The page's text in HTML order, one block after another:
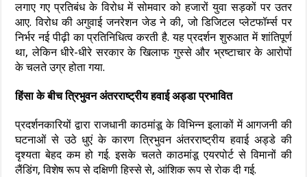
लगाए गए प्रतिबंध के विरोध में सोमवार को हजारों युवा सड़कों पर उतर
आए. विरोध की अगुवाई जनरेशन जेड ने की, जो डिजिटल प्लेटफॉर्म्स पर
निर्भर नई पीढ़ी का प्रतिनिधित्व करती है. यह प्रदर्शन शुरुआत में शांतिपूर्ण
था, लेकिन धीरे-धीरे सरकार के खिलाफ गुस्से और भ्रष्टाचार के आरोपों
के चलते उग्र होता गया.
हिंसा के बीच त्रिभुवन अंतरराष्ट्रीय हवाई अड्डा प्रभावित
प्रदर्शनकारियों द्वारा राजधानी काठमांडू के विभिन्न इलाकों में आगजनी की
घटनाओं से उठे धुएं के कारण त्रिभुवन अंतरराष्ट्रीय हवाई अड्डे की
दृश्यता बेहद कम हो गई. इसके चलते काठमांडू एयरपोर्ट से विमानों की
लैंडिंग, विशेष रूप से दक्षिणी हिस्से से, आंशिक रूप से रोक दी गई.